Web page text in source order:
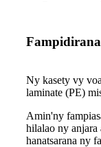
Ny kasety vy
laminate (PE)
Amin'ny
hilalao ny anjara
hanatsarana ny